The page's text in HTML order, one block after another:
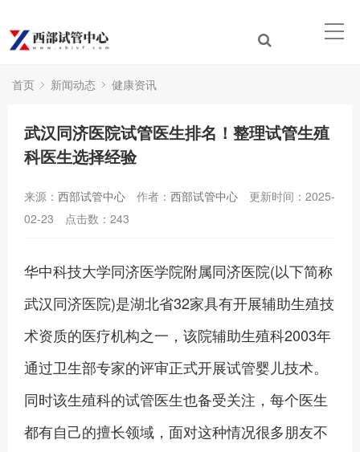
首页 新闻动态 健康资讯
武汉同济医院试管医生排名！整理试管生殖
科医生选择经验
来源： 西部试管中心 作者： 西部试管中心
更新时间：2025-
02-23
点击数： 243
华中科技大学同济医学院附属同济医院(以下简称
武汉同济医院)是湖北省32家具有开展辅助生殖技
术资质的医疗机构之一，该院辅助生殖科2003年
通过卫生部专家的评审正式开展试管婴儿技术。
同时该生殖科的试管医生也备受关注，每个医生
都有自己的擅长领域，面对这种情况很多朋友不